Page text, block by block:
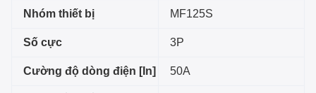
Nhóm thiết bị MF125S
Số cực 3P
Cường độ dòng điện [In] 50A